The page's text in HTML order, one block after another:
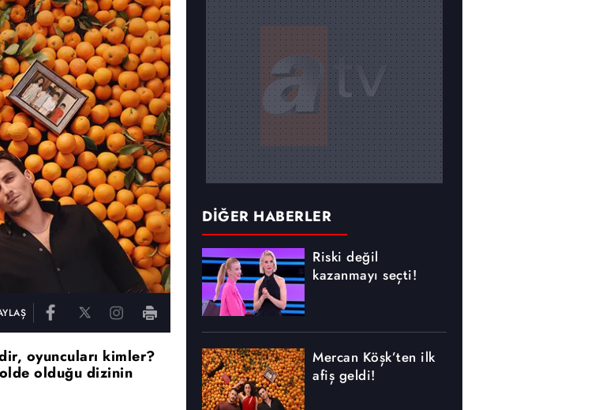
oyuncuları kimler?
olduğu dizinin
DİĞER HABERLER
Riski değil
kazanmayı seçti!
Mercan Köşk’ten ilk
afiş geldi!